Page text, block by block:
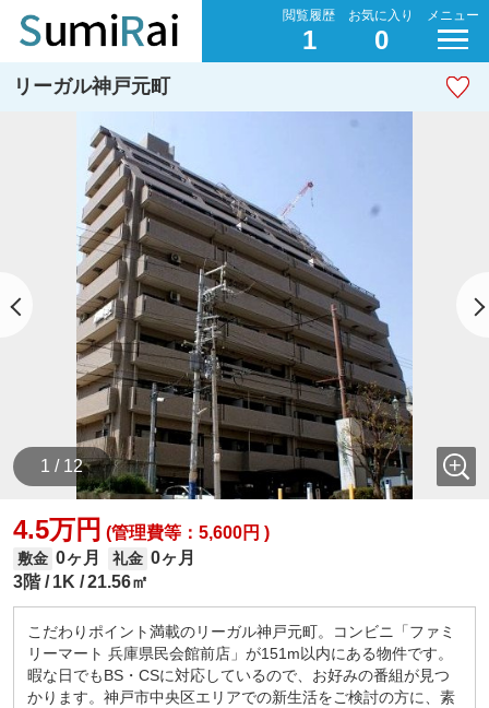
閲覧履歴
1
お気に入り
0
メニュー
リーガル神戸元町
1 / 12
4.5万円 (管理費等：5,600円 )
敷金 0ヶ月 礼金 0ヶ月
3階
1K 21.56㎡
こだわりポイント満載のリーガル神戸元町。コンビニ「ファミ
リーマート 兵庫県民会館前店」が151m以内にある物件です。
暇な日でもBS・CSに対応しているので、お好みの番組が見つ
かります。神戸市中央区エリアでの新生活をご検討の方に、素